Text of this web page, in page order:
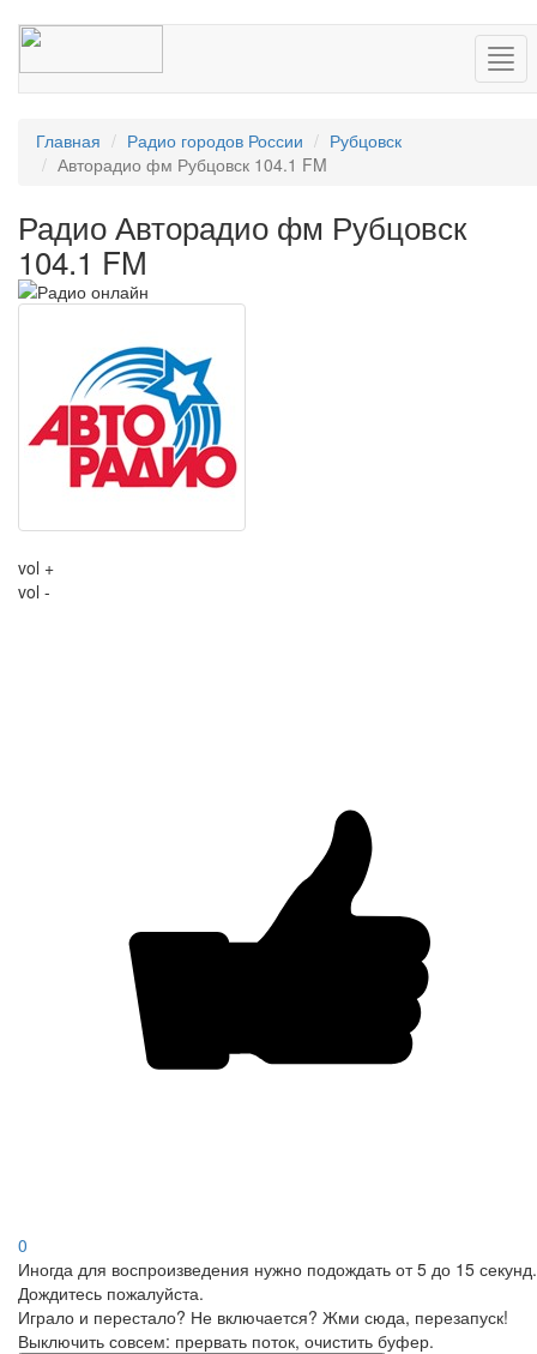
Главная Радио городов России
Рубцовск
Авторадио фм Рубцовск 104.1 FM
Радио Авторадио фм Рубцовск
104.1 FM
vol +
vol -
0
Иногда для воспроизведения нужно подождать от 5 до 15 секунд.
Дождитесь пожалуйста.
Играло и перестало? Не включается? Жми сюда, перезапуск!
Выключить совсем: прервать поток, очистить буфер.